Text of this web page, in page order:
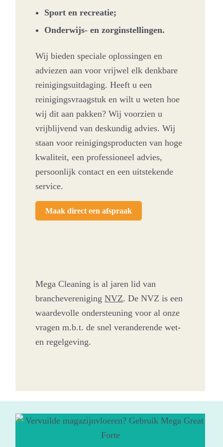
Sport en recreatie;
Onderwijs- en zorginstellingen.
Wij bieden speciale oplossingen en
adviezen aan voor vrijwel elk denkbare
reinigingsuitdaging. Heeft u een
reinigingsvraagstuk en wilt u weten hoe
wij dit aan pakken? Wij voorzien u
vrijblijvend van deskundig advies. Wij
staan voor reinigingsproducten van hoge
kwaliteit, een professioneel advies,
persoonlijk contact en een uitstekende
service.
Maak direct een afspraak
Mega Cleaning is al jaren lid van
brancheverenigingNVZ. De NVZ is een
waardevolle ondersteuning voor al onze
vragen m.b.t. de snel veranderende wet-
en regelgeving.